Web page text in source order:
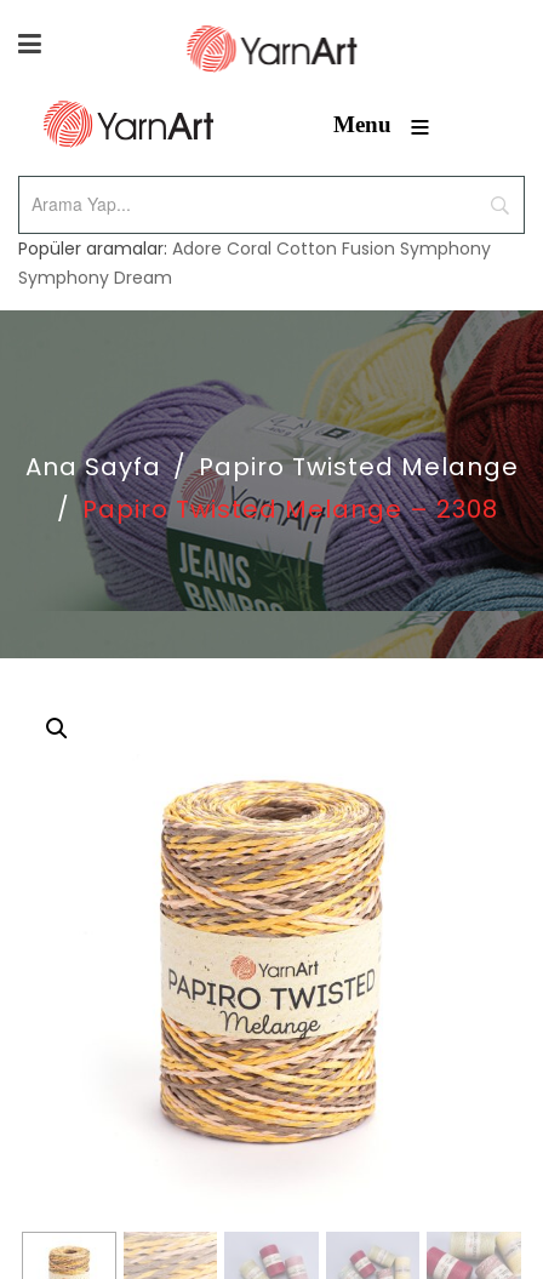
Menu ≡
Popüler aramalar: Adore Coral Cotton Fusion Symphony
Symphony Dream
Ana Sayfa / Papiro Twisted Melange
/ Papiro Twisted Melange – 2308